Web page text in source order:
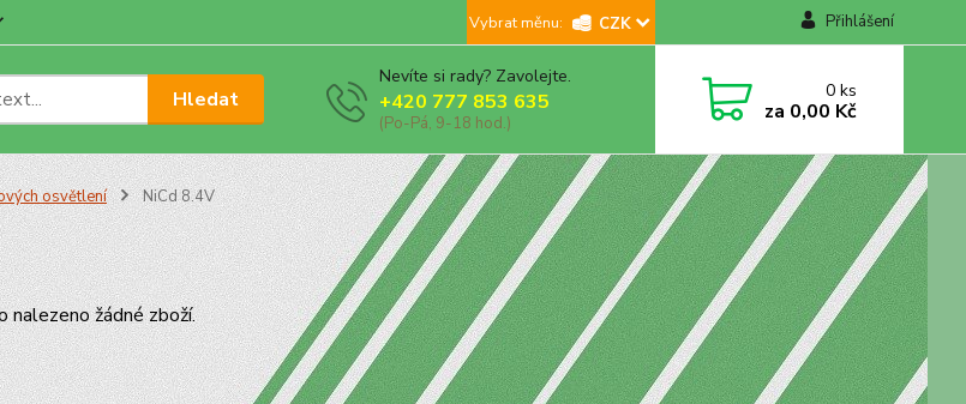
CZK Přihlášení
Hledat
Nevíte si rady? Zavolejte.
+420 777 853 635
(Po-Pá, 9-18 hod.)
0ks
za 0,00 Kč
osvětlení NiCd 8.4V
žádné zboží.